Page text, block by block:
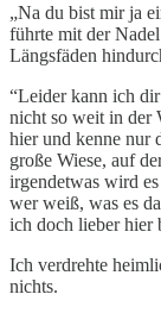
„Na du bist mir ja
führte mit der
Längsfäden
“Leider kann ich
nicht so weit in der
hier und kenne nur
große Wiese, auf
irgendetwas wird
wer weiß, was es
ich doch lieber hier
Ich verdrehte
nichts.